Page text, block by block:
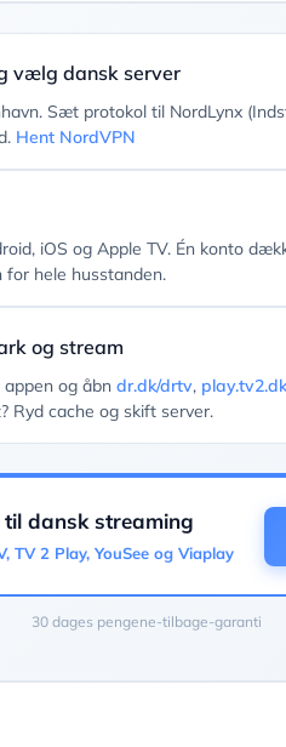
vælg dansk server
Sæt protokol til NordLynx
Hent NordVPN
iOS og Apple TV. Én konto
hele husstanden.
og stream
og åbn dr.dk/drtv, play.tv2.dk
Ryd cache og skift server.
dansk streaming
TV 2 Play, YouSee og Viaplay
30 dages pengene-tilbage-garanti